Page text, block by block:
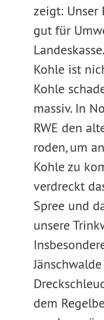
zeigt:
gut für
Landeskasse.
Kohle ist
Kohle
massiv. In
RWE den
roden, um
Kohle zu
verdreckt
Spree und
unsere
dem